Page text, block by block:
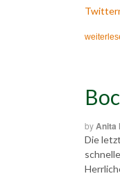
byAnita
Die